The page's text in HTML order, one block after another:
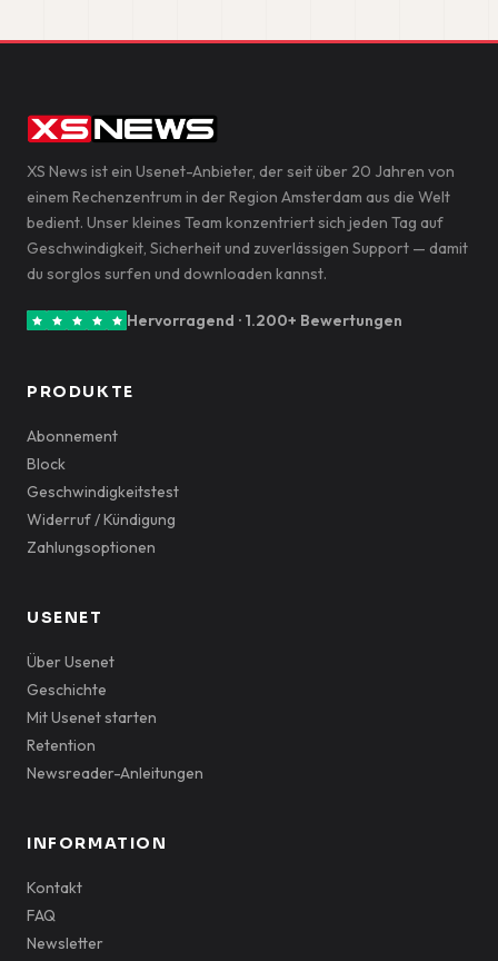
XS News ist ein Usenet-Anbieter, der seit über 20 Jahren von
einem Rechenzentrum in der Region Amsterdam aus die Welt
bedient. Unser kleines Team konzentriert sich jeden Tag auf
Geschwindigkeit, Sicherheit und zuverlässigen Support — damit
du sorglos surfen und downloaden kannst.
Hervorragend · 1.200+ Bewertungen
PRODUKTE
Abonnement
Block
Geschwindigkeitstest
Widerruf / Kündigung
Zahlungsoptionen
USENET
Über Usenet
Geschichte
Mit Usenet starten
Retention
Newsreader-Anleitungen
INFORMATION
Kontakt
FAQ
Newsletter